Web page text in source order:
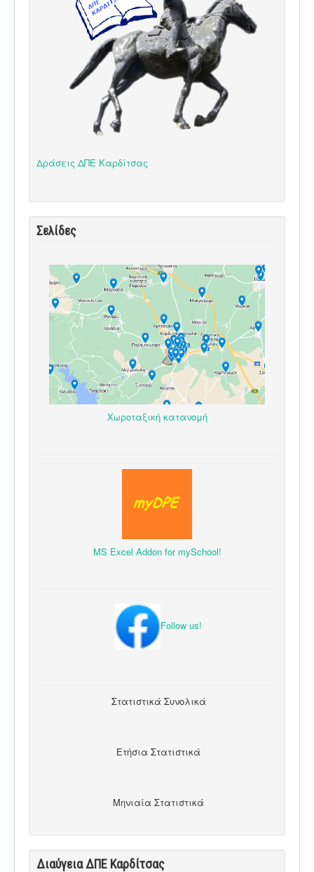
Δράσεις ΔΠΕ Καρδίτσας
Σελίδες
Χωροταξική κατανομή
MS Excel Addon for mySchool!
Follow us!
Στατιστικά Συνολικά
Ετήσια Στατιστικά
Μηνιαία Στατιστικά
Διαύγεια ΔΠΕ Καρδίτσας